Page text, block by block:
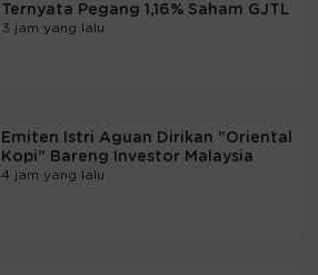
Ternyata Pegang 1,16% Saham GJTL
3 jam yang lalu
Emiten Istri Aguan Dirikan "Oriental
Kopi" Bareng Investor Malaysia
4 jam yang lalu